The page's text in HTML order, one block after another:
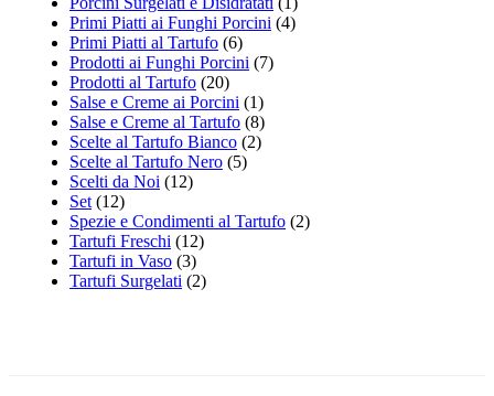
Primi Piatti ai Funghi Porcini (4)
Primi Piatti al Tartufo (6)
Prodotti ai Funghi Porcini (7)
Prodotti al Tartufo (20)
Salse e Creme ai Porcini (1)
Salse e Creme al Tartufo (8)
Scelte al Tartufo Bianco (2)
Scelte al Tartufo Nero (5)
Scelti da Noi (12)
Set (12)
Spezie e Condimenti al Tartufo (2)
Tartufi Freschi (12)
Tartufi in Vaso (3)
Tartufi Surgelati (2)